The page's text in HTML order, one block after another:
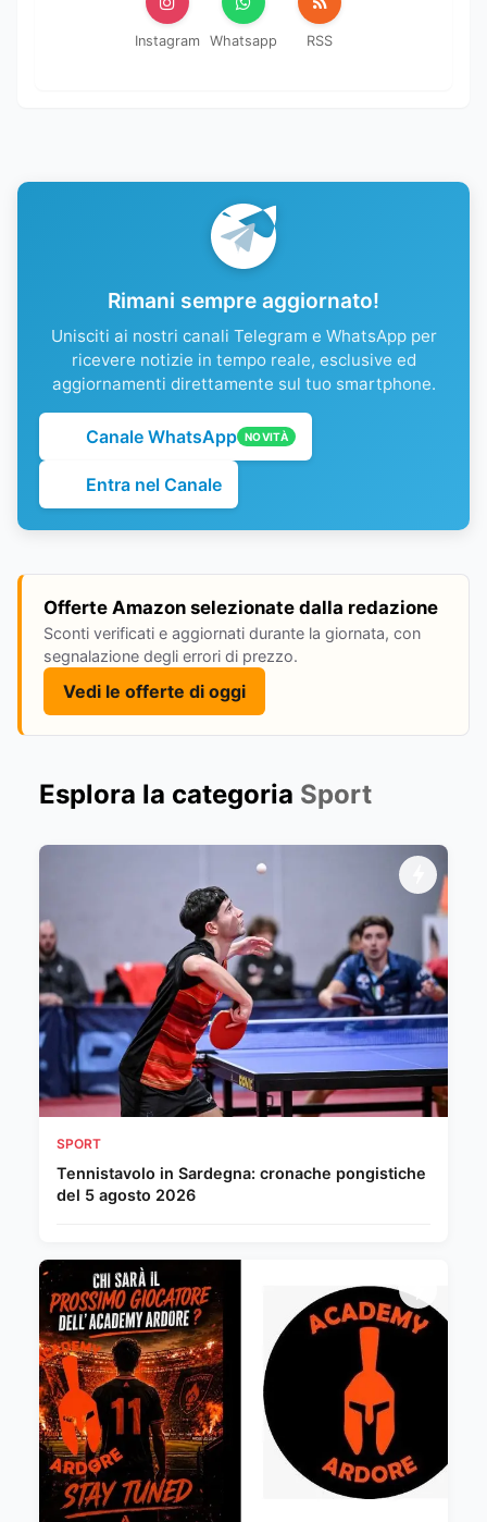
Instagram Whatsapp RSS
Rimani sempre aggiornato!
Unisciti ai nostri canali Telegram e WhatsApp per
ricevere notizie in tempo reale, esclusive ed
aggiornamenti direttamente sul tuo smartphone.
Canale WhatsApp NOVITÀ
Entra nel Canale
Offerte Amazon selezionate dalla redazione
Sconti verificati e aggiornati durante la giornata, con
segnalazione degli errori di prezzo.
Vedi le offerte di oggi
Esplora la categoria Sport
SPORT
Tennistavolo in Sardegna: cronache pongistiche
del 5 agosto 2026